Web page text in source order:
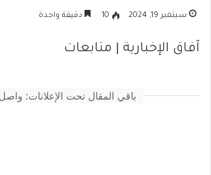
سبتمبر 19, 2024 10 دقيقة واحدة
آفاق الإخبارية | متابعات
باقي المقال تحت الإعلانات: واصل